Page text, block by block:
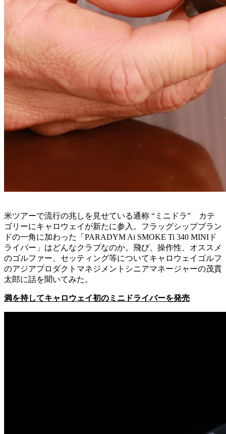
米ツアーで流行の兆しを見せている通称 “ミニドラ” カテ
ゴリーにキャロウェイが新たに参入。フラッグシップブラン
ドの一角に加わった「PARADYM Ai SMOKE Ti 340 MINIド
ライバー」はどんなクラブなのか。飛び、操作性、オススメ
のゴルファー、セッティング等についてキャロウェイゴルフ
のアジアプロダクトマネジメントシニアマネージャーの茂貫
太郎に話を聞いてみた。
満を持してキャロウェイ初のミニドライバーを発売